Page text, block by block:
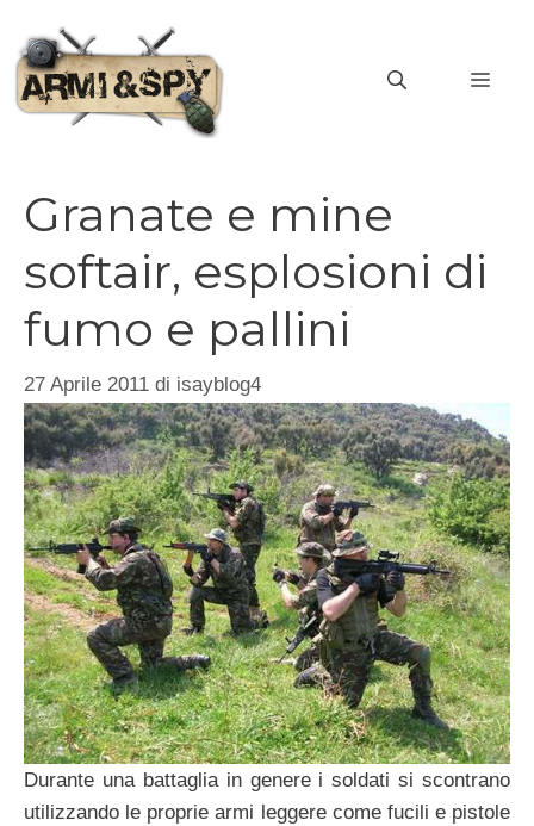
contenuto
Granate e mine
softair, esplosioni di
fumo e pallini
27 Aprile 2011 di isayblog4
Durante una battaglia in genere i soldati si scontrano
utilizzando le proprie armi leggere come fucili e pistole